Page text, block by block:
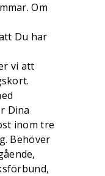
Om
Du har
vi att
Dina
inom tre
Behöver